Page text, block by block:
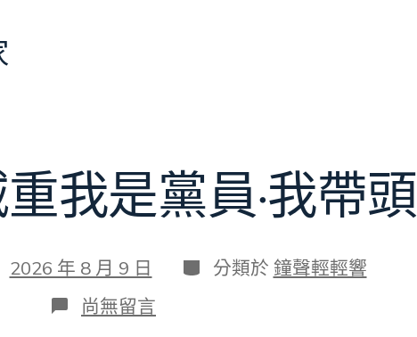
我是黨員·我帶頭
2026 年 8 月 9 日 分
類
分類於 鐘聲輕輕響
在
〈森
尚無留言